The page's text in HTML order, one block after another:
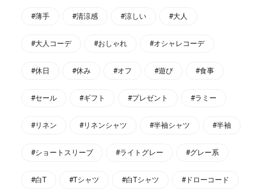
#薄手 #清涼感 #涼しい #大人
#大人コーデ #おしゃれ #オシャレコーデ
#休日 #休み #オフ #遊び #食事
#セール #ギフト #プレゼント #ラミー
#リネン #リネンシャツ #半袖シャツ #半袖
#ショートスリーブ #ライトグレー #グレー系
#白T #Tシャツ #白Tシャツ #ドローコード